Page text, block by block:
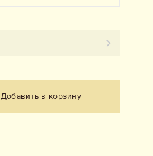
Добавить в корзину